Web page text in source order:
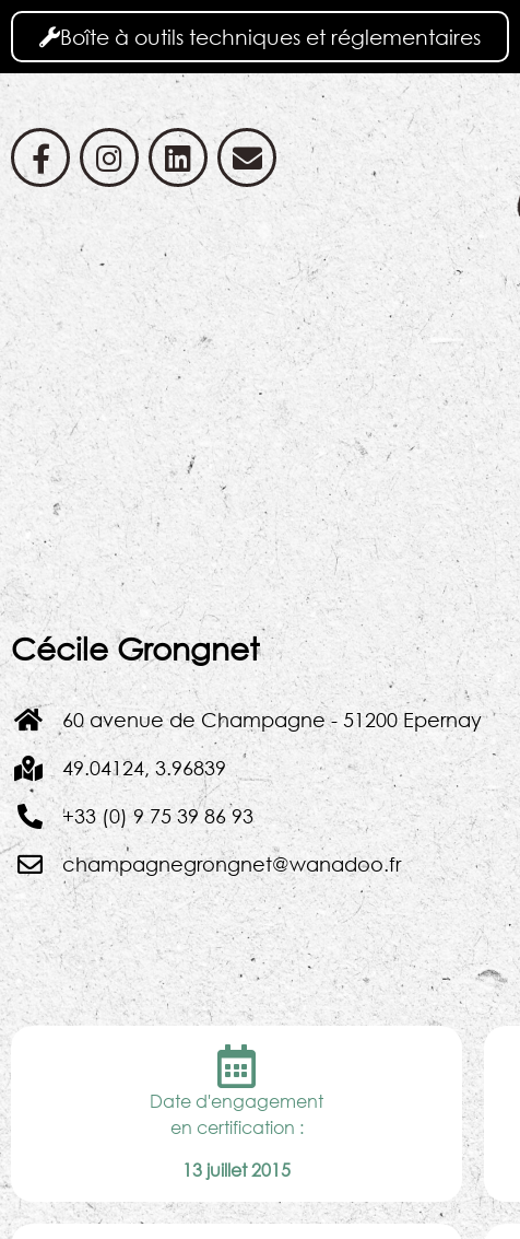
Boîte à outils techniques et réglementaires
Cécile Grongnet
60 avenue de Champagne - 51200 Epernay
49.04124, 3.96839
+33 (0) 9 75 39 86 93
champagnegrongnet@wanadoo.fr
Date d'engagement
en certification :
13 juillet 2015